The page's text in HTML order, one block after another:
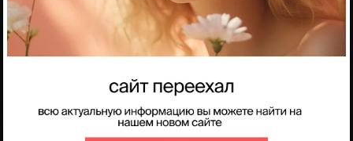
покрытие под кутикулу в
один блик
Семинар для идеального маникюра и покрытия гель-
лака под кутикулу.